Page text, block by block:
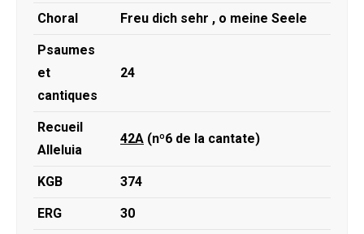
Choral Freu dich sehr , o meine Seele
Psaumes
et
cantiques
24
Recueil
Alleluia
42A (nº6 de la cantate)
KGB 374
ERG 30